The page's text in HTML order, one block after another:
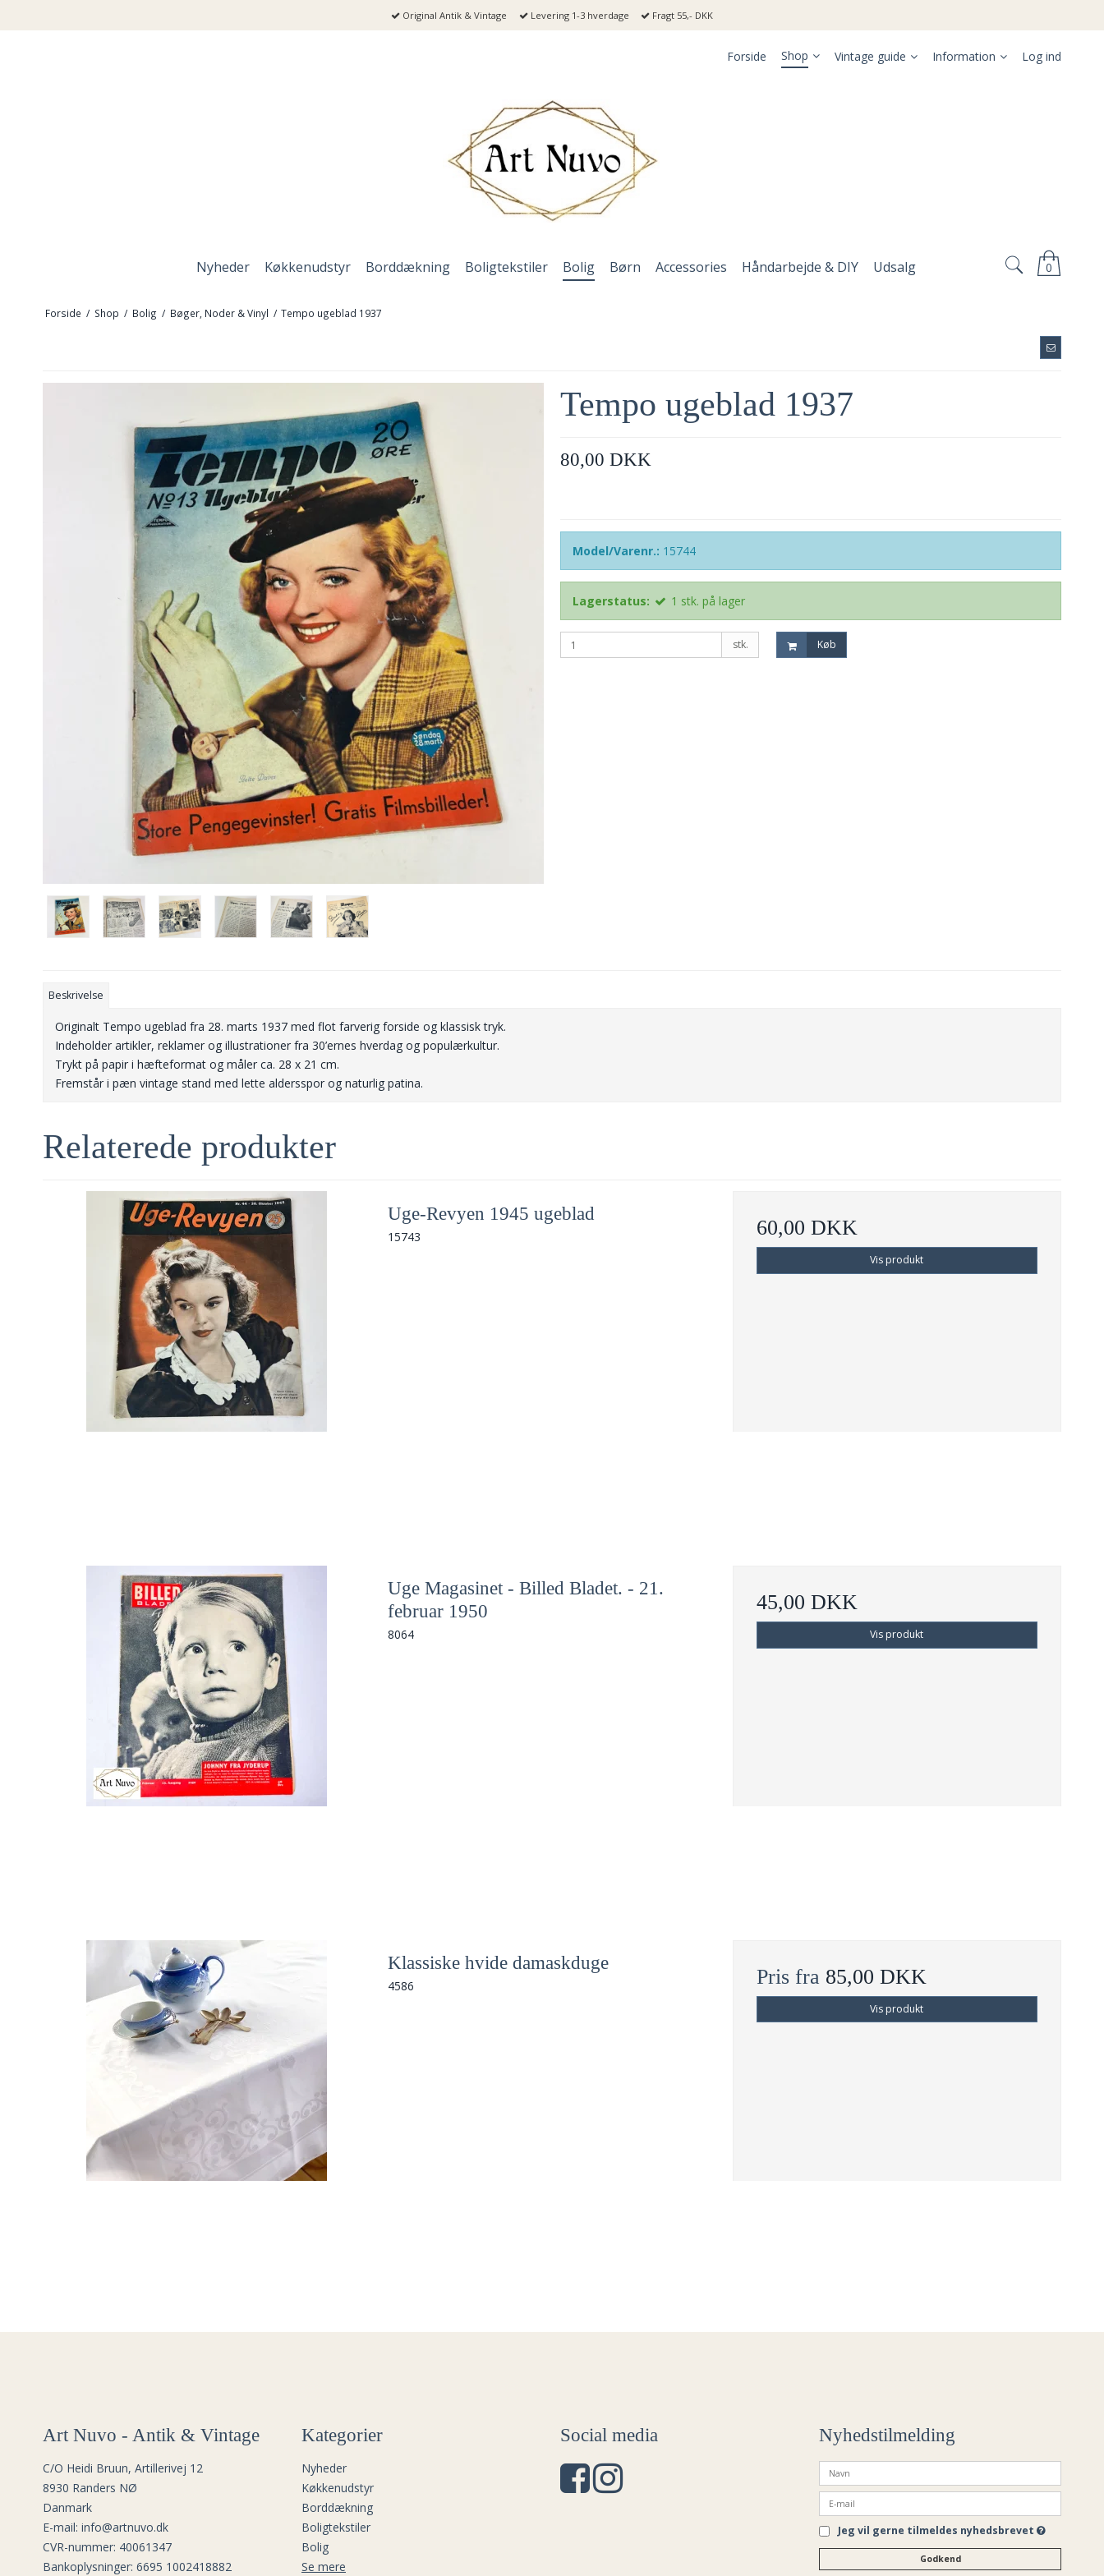
Original Antik & Vintage Levering 1-3 hverdage Fragt 55,- DKK
Forside Shop Vintage guide Information Log ind
0
Nyheder Køkkenudstyr Borddækning Boligtekstiler Bolig Børn Accessories Håndarbejde & DIY Udsalg
Forside / Shop / Bolig / Bøger, Noder & Vinyl / Tempo ugeblad 1937
Tempo ugeblad 1937
80,00 DKK
Model/Varenr.: 15744
Lagerstatus: 1 stk. på lager
stk. Køb
Beskrivelse
Originalt Tempo ugeblad fra 28. marts 1937 med flot farverig forside og klassisk tryk.
Indeholder artikler, reklamer og illustrationer fra 30’ernes hverdag og populærkultur.
Trykt på papir i hæfteformat og måler ca. 28 x 21 cm.
Fremstår i pæn vintage stand med lette aldersspor og naturlig patina.
Relaterede produkter
Uge-Revyen 1945 ugeblad
15743 60,00 DKK
Vis produkt
Uge Magasinet - Billed Bladet. - 21.
februar 1950
8064
45,00 DKK
Vis produkt
Klassiske hvide damaskduge
4586 Pris fra 85,00 DKK
Vis produkt
Art Nuvo - Antik & Vintage
C/O Heidi Bruun, Artillerivej 12
8930 Randers NØ
Danmark
E-mail: info@artnuvo.dk
CVR-nummer: 40061347
Bankoplysninger: 6695 1002418882
Kategorier
Nyheder
Køkkenudstyr
Borddækning
Boligtekstiler
Bolig
Se mere
Social media Nyhedstilmelding
Jeg vil gerne tilmeldes nyhedsbrevet
Godkend